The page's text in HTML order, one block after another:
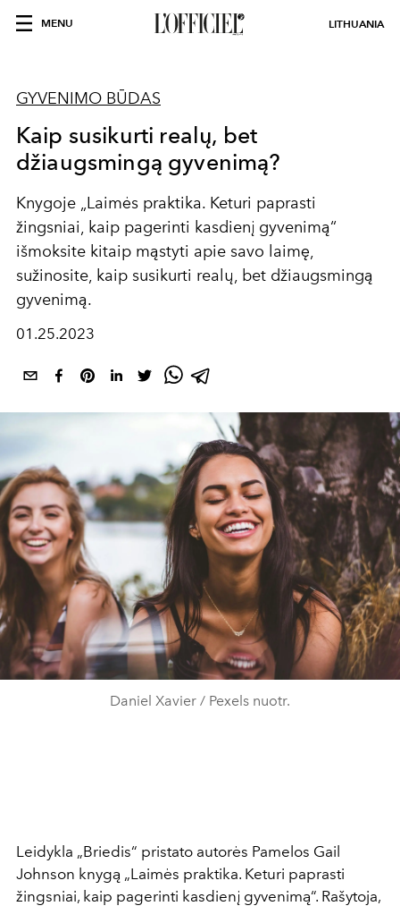
MENU LITHUANIA
GYVENIMO BŪDAS
Kaip susikurti realų, bet
džiaugsmingą gyvenimą?
Knygoje „Laimės praktika. Keturi paprasti
žingsniai, kaip pagerinti kasdienį gyvenimą“
išmoksite kitaip mąstyti apie savo laimę,
sužinosite, kaip susikurti realų, bet džiaugsmingą
gyvenimą.
01.25.2023
Daniel Xavier / Pexels nuotr.
Leidykla „Briedis“ pristato autorės Pamelos Gail
Johnson knygą „Laimės praktika. Keturi paprasti
žingsniai, kaip pagerinti kasdienį gyvenimą“. Rašytoja,